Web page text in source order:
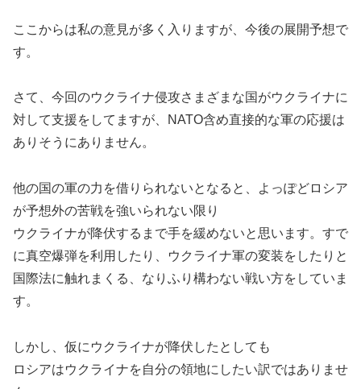
ここからは私の意見が多く入りますが、今後の展開予想で
す。
さて、今回のウクライナ侵攻さまざまな国がウクライナに
対して支援をしてますが、NATO含め直接的な軍の応援は
ありそうにありません。
他の国の軍の力を借りられないとなると、よっぽどロシア
が予想外の苦戦を強いられない限り
ウクライナが降伏するまで手を緩めないと思います。すで
に真空爆弾を利用したり、ウクライナ軍の変装をしたりと
国際法に触れまくる、なりふり構わない戦い方をしていま
す。
しかし、仮にウクライナが降伏したとしても
ロシアはウクライナを自分の領地にしたい訳ではありませ